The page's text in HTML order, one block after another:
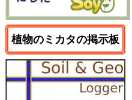
植物のミカタの掲示板